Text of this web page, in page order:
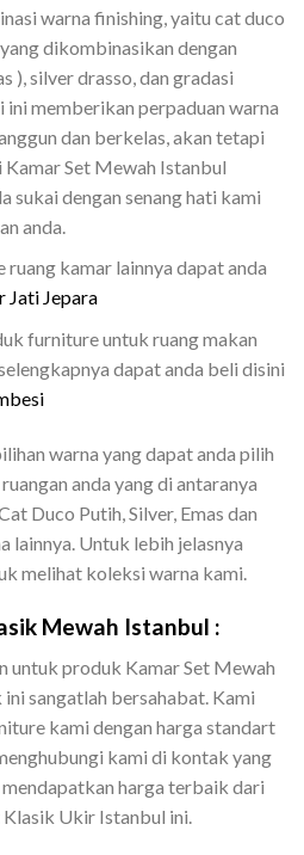
warna finishing, yaitu cat duco
dikombinasikan dengan
), silver drasso, dan gradasi
ini memberikan perpaduan warna
dan berkelas, akan tetapi
Set Mewah Istanbul
sukai dengan senang hati kami
anda.
kamar lainnya dapat anda
Jati Jepara
furniture untuk ruang makan
dapat anda beli disini
warna yang dapat anda pilih
anda yang di antaranya
Duco Putih, Silver, Emas dan
lainnya. Untuk lebih jelasnya
melihat koleksi warna kami.
Mewah Istanbul :
untuk produk Kamar Set Mewah
sangatlah bersahabat. Kami
kami dengan harga standart
kami di kontak yang
harga terbaik dari
Ukir Istanbul ini.